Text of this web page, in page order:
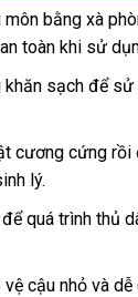
môn bằng xà
toàn khi sử
khăn sạch để sử
cương cứng rồi
lý.
online
đểtư
quá trình thủ
cậu nhỏ sử
và dễ